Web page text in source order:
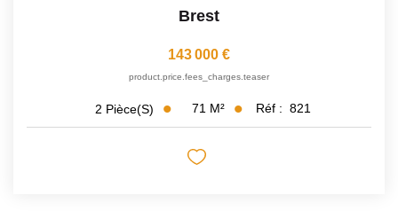
Brest
143 000 €
product.price.fees_charges.teaser
2 Pièce(s) 71 M² Réf : 821